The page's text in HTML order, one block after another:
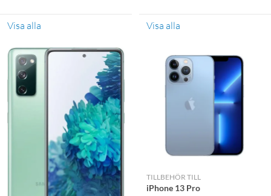
Visa alla Visa alla
TILLBEHÖR TILL
iPhone 13 Pro